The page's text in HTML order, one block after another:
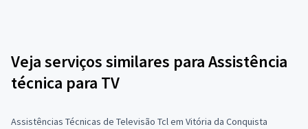
Veja serviços similares para Assistência
técnica para TV
Assistências Técnicas de Televisão Tcl em Vitória da Conquista